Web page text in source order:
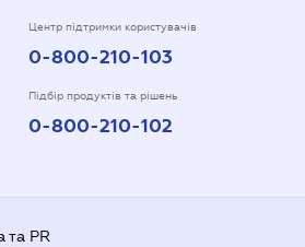
Центр підтримки користувачів
0-800-210-103
Підбір продуктів та рішень
0-800-210-102
та PR